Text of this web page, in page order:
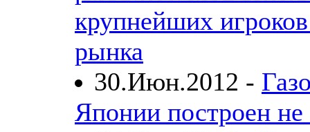
крупнейших
рынка
30.Июн.2012 -
Японии построен не